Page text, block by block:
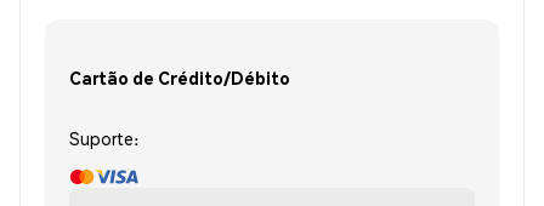
Cartão de Crédito/Débito
Suporte: